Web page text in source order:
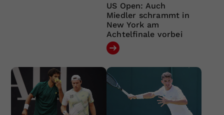
US Open: Auch
Miedler schrammt in
New York am
Achtelfinale vorbei